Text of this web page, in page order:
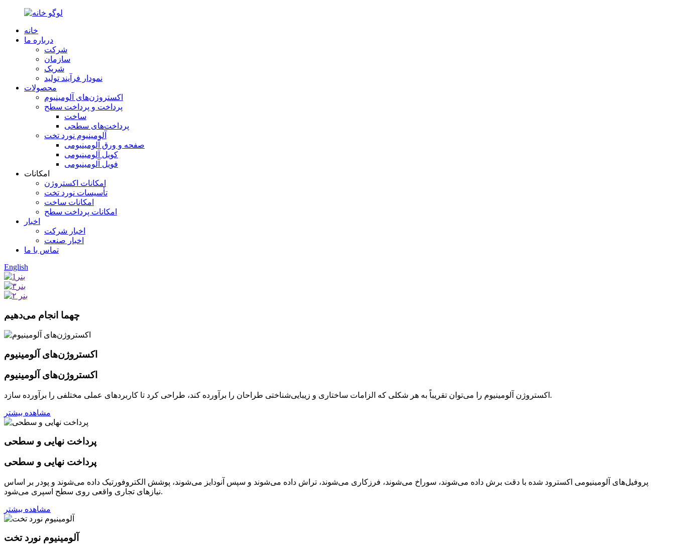
خانه
درباره ما
شرکت
سازمان
شریک
نمودار فرآیند تولید
محصولات
اکستروژن‌های آلومینیوم
پرداخت و پرداخت سطح
ساخت
پرداخت‌های سطحی
آلومینیوم نورد تخت
صفحه و ورق آلومینیومی
کویل آلومینیومی
فویل آلومینیومی
امکانات
امکانات اکستروژن
تأسیسات نورد تخت
امکانات ساخت
امکانات پرداخت سطح
اخبار
اخبار شرکت
اخبار صنعت
تماس با ما
English
چهما انجام می‌دهیم
اکستروژن‌های آلومینیوم
اکستروژن‌های آلومینیوم
اکستروژن آلومینیوم را می‌توان تقریباً به هر شکلی که الزامات ساختاری و زیبایی‌شناختی طراحان را برآورده کند، طراحی کرد تا کاربردهای عملی مختلفی را برآورده سازد.
مشاهده بیشتر
پرداخت نهایی و سطحی
پرداخت نهایی و سطحی
پروفیل‌های آلومینیومی اکسترود شده با دقت برش داده می‌شوند، سوراخ می‌شوند، فرزکاری می‌شوند، تراش داده می‌شوند و سپس آنودایز می‌شوند، پوشش الکتروفورتیک داده می‌شوند و پودر بر اساس
نیازهای تجاری واقعی روی سطح اسپری می‌شود.
مشاهده بیشتر
آلومینیوم نورد تخت